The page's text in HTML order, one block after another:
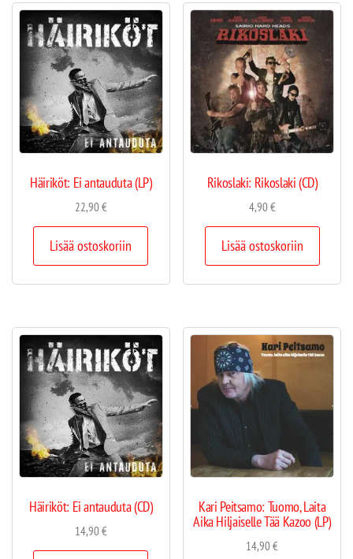
Häiriköt: Ei antauduta (LP)
22,90€
Lisää ostoskoriin
Rikoslaki: Rikoslaki (CD)
4,90€
Lisää ostoskoriin
Häiriköt: Ei antauduta (CD)
14,90€
Kari Peitsamo: Tuomo, Laita
Aika Hiljaiselle Tää Kazoo (LP)
14,90€